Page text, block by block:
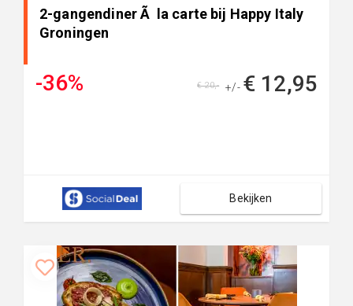
2-gangendiner Ã la carte bij Happy Italy
Groningen
-36% +/- € 12,95
€ 20,-
Bekijken